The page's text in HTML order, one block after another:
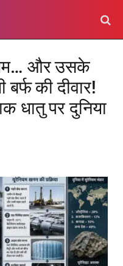
और उसके
की दीवार!
धातु पर दुनिया